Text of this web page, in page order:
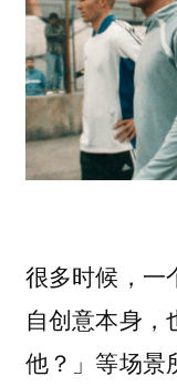
很多时候，一
自创意本身
他？」等场景